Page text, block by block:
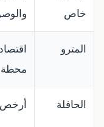
خاص
المترو
محطة
الحافلة أرخص